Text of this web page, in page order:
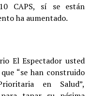
CAPS, sí se están
ha aumentado.
El Espectador usted
“se han construido
en Salud”,